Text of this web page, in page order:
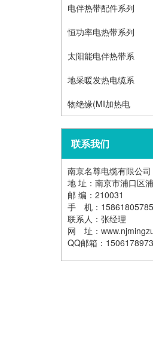
电伴热带配件系列
恒功率电热带系列
太阳能电伴热带系
列
地采暖发热电缆系
列
物绝缘(MI加热电
缆)
联系我们
南京名尊电缆有限公司
地 址：南京市浦口区
邮 编：210031
手 机：15861805785
联系人：张经理
网 址：
QQ邮箱：